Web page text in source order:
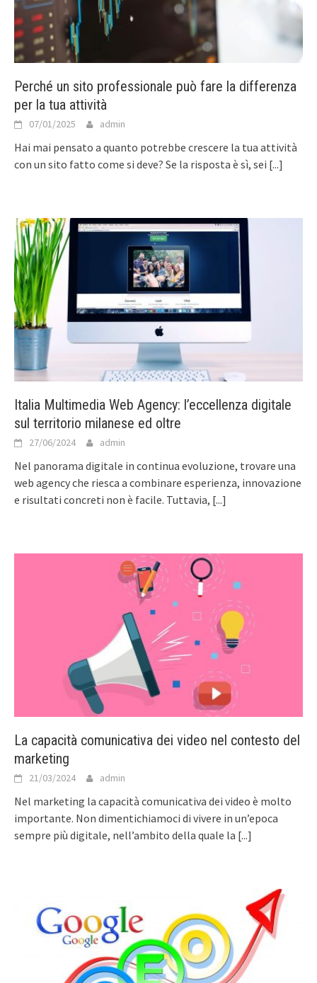
Perché un sito professionale può fare la differenza
per la tua attività
07/01/2025 admin
Hai mai pensato a quanto potrebbe crescere la tua attività
con un sito fatto come si deve? Se la risposta è sì, sei [...]
Italia Multimedia Web Agency: l’eccellenza digitale
sul territorio milanese ed oltre
27/06/2024 admin
Nel panorama digitale in continua evoluzione, trovare una
web agency che riesca a combinare esperienza, innovazione
e risultati concreti non è facile. Tuttavia, [...]
La capacità comunicativa dei video nel contesto del
marketing
21/03/2024 admin
Nel marketing la capacità comunicativa dei video è molto
importante. Non dimentichiamoci di vivere in un’epoca
sempre più digitale, nell’ambito della quale la [...]